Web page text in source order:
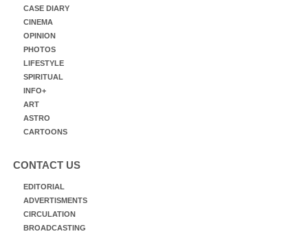
CASE DIARY
CINEMA
OPINION
PHOTOS
LIFESTYLE
SPIRITUAL
INFO+
ART
ASTRO
CARTOONS
CONTACT US
EDITORIAL
ADVERTISMENTS
CIRCULATION
BROADCASTING